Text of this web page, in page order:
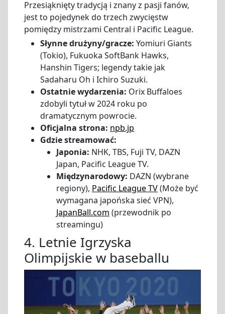
Przesiąknięty tradycją i znany z pasji fanów,
jest to pojedynek do trzech zwycięstw
pomiędzy mistrzami Central i Pacific League.
Słynne drużyny/gracze: Yomiuri Giants
(Tokio), Fukuoka SoftBank Hawks,
Hanshin Tigers; legendy takie jak
Sadaharu Oh i Ichiro Suzuki.
Ostatnie wydarzenia: Orix Buffaloes
zdobyli tytuł w 2024 roku po
dramatycznym powrocie.
Oficjalna strona: npb.jp
Gdzie streamować:
Japonia: NHK, TBS, Fuji TV, DAZN
Japan, Pacific League TV.
Międzynarodowy: DAZN (wybrane
regiony), Pacific League TV(Może być
wymagana japońska sieć VPN),
JapanBall.com (przewodnik po
streamingu)
4. Letnie Igrzyska
Olimpijskie w baseballu